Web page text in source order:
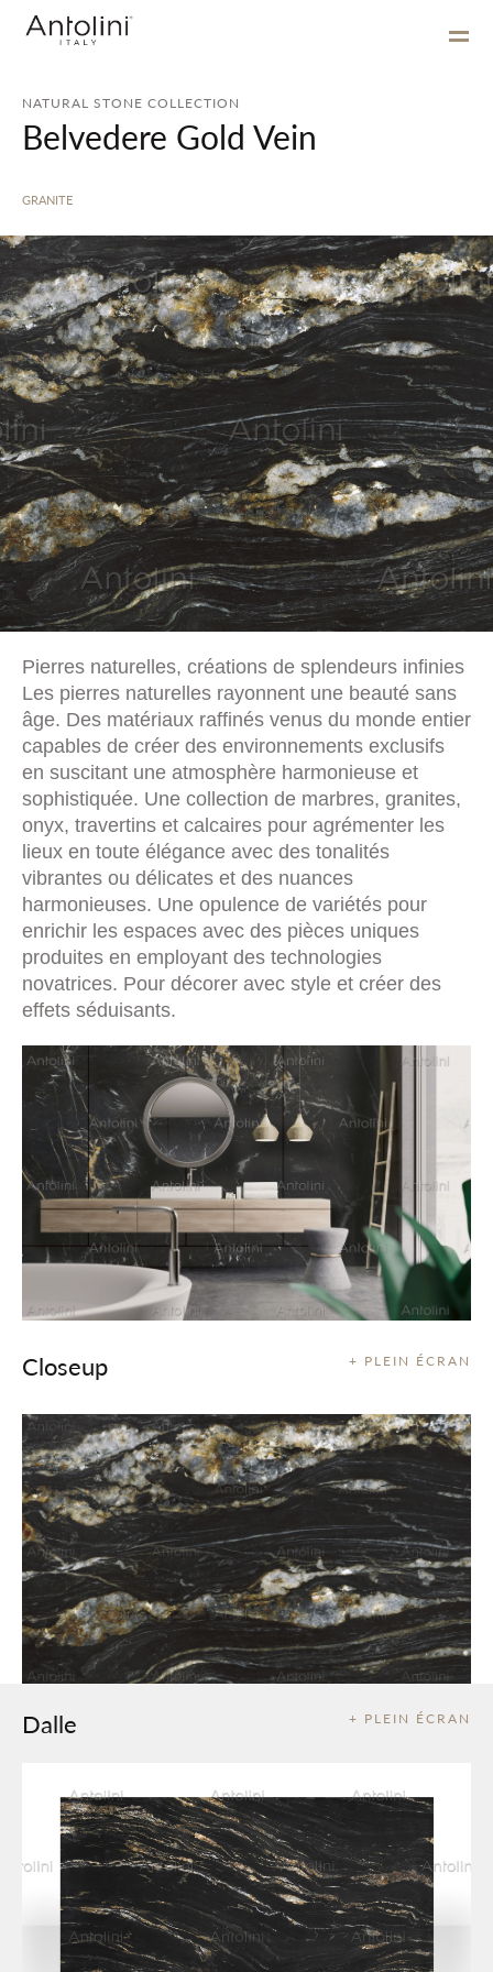
NATURAL STONE COLLECTION
Belvedere Gold Vein
GRANITE
Pierres naturelles, créations de splendeurs infinies
Les pierres naturelles rayonnent une beauté sans
âge. Des matériaux raffinés venus du monde entier
capables de créer des environnements exclusifs
en suscitant une atmosphère harmonieuse et
sophistiquée. Une collection de marbres, granites,
onyx, travertins et calcaires pour agrémenter les
lieux en toute élégance avec des tonalités
vibrantes ou délicates et des nuances
harmonieuses. Une opulence de variétés pour
enrichir les espaces avec des pièces uniques
produites en employant des technologies
novatrices. Pour décorer avec style et créer des
effets séduisants.
+ PLEIN ÉCRAN
Closeup
+ PLEIN ÉCRAN
Dalle